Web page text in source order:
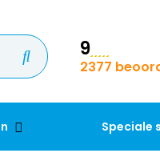
9
2377
Speciale